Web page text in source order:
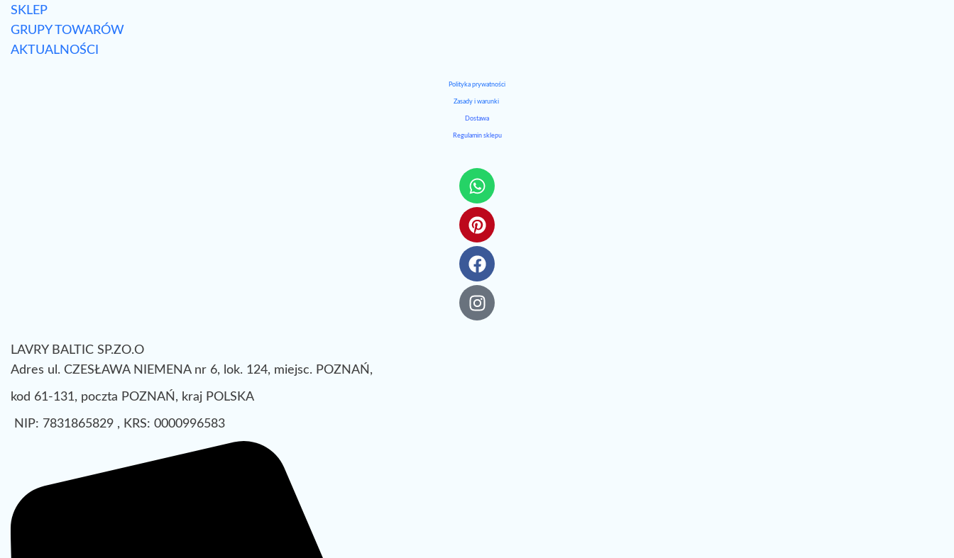
SKLEP
GRUPY TOWARÓW
AKTUALNOŚCI
Polityka prywatności
Zasady i warunki
Dostawa
Regulamin sklepu
LAVRY BALTIC SP.ZO.O
Adres ul. CZESŁAWA NIEMENA nr 6, lok. 124, miejsc. POZNAŃ,
kod 61-131, poczta POZNAŃ, kraj POLSKA
NIP: 7831865829 , KRS: 0000996583